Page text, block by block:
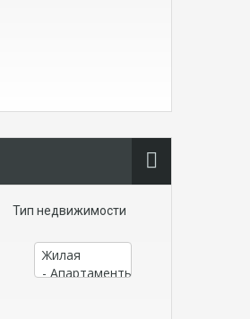
Тип недвижимости